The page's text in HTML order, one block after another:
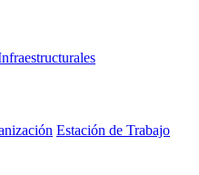
Estación de Trabajo